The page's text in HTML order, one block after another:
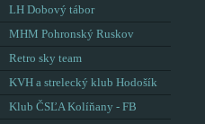
LH Dobový tábor
MHM Pohronský Ruskov
Retro sky team
KVH a strelecký klub Hodošík
Klub ČSĽA Kolíňany - FB